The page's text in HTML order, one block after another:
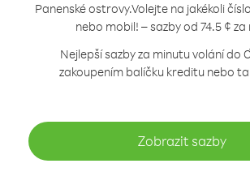
Panenské ostrovy.Volejte na jakékoli
nebo mobil! – sazby od 74.5 ¢
Nejlepší sazby za minutu volání do
zakoupením balíčku kreditu nebo
Zobrazit sazby